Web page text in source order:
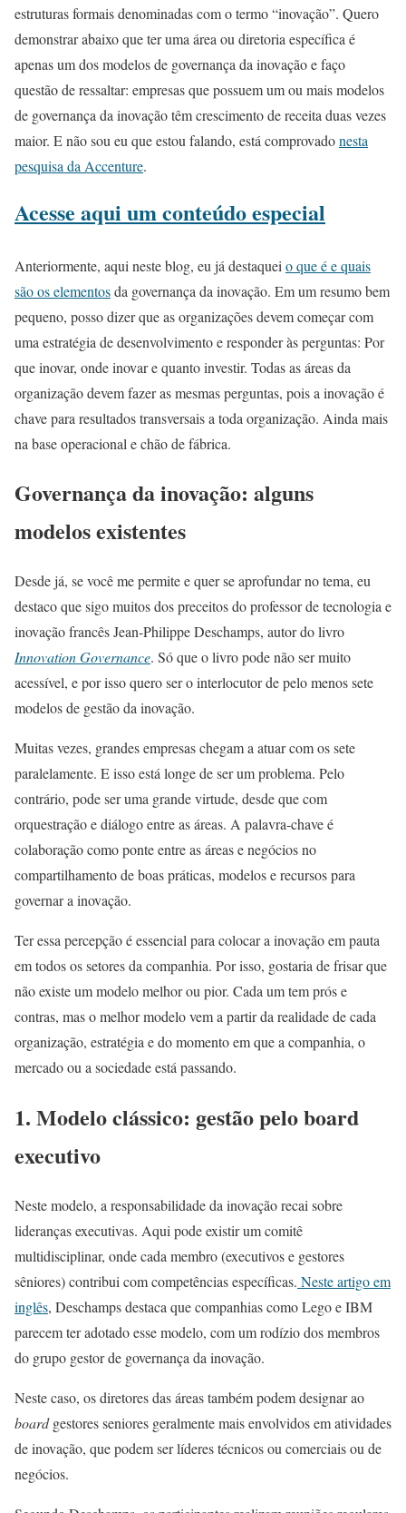
estruturas formais denominadas com o termo “inovação”. Quero
demonstrar abaixo que ter uma área ou diretoria específica é
apenas um dos modelos de governança da inovação e faço
questão de ressaltar: empresas que possuem um ou mais modelos
de governança da inovação têm crescimento de receita duas vezes
maior. E não sou eu que estou falando, está comprovadonesta
pesquisa da Accenture.
Acesse aqui um conteúdo especial
Anteriormente, aqui neste blog, eu já destaquei o que é e quais
são os elementosda governança da inovação. Em um resumo bem
pequeno, posso dizer que as organizações devem começar com
uma estratégia de desenvolvimento e responder às perguntas: Por
que inovar, onde inovar e quanto investir. Todas as áreas da
organização devem fazer as mesmas perguntas, pois a inovação é
chave para resultados transversais a toda organização. Ainda mais
na base operacional e chão de fábrica.
Governança da inovação: alguns
modelos existentes
Desde já, se você me permite e quer se aprofundar no tema, eu
destaco que sigo muitos dos preceitos do professor de tecnologia e
inovação francês Jean-Philippe Deschamps, autor do livro
Innovation Governance. Só que o livro pode não ser muito
acessível, e por isso quero ser o interlocutor de pelo menos sete
modelos de gestão da inovação.
Muitas vezes, grandes empresas chegam a atuar com os sete
paralelamente. E isso está longe de ser um problema. Pelo
contrário, pode ser uma grande virtude, desde que com
orquestração e diálogo entre as áreas. A palavra-chave é
colaboração como ponte entre as áreas e negócios no
compartilhamento de boas práticas, modelos e recursos para
governar a inovação.
Ter essa percepção é essencial para colocar a inovação em pauta
em todos os setores da companhia. Por isso, gostaria de frisar que
não existe um modelo melhor ou pior. Cada um tem prós e
contras, mas o melhor modelo vem a partir da realidade de cada
organização, estratégia e do momento em que a companhia, o
mercado ou a sociedade está passando.
1. Modelo clássico: gestão pelo board
executivo
Neste modelo, a responsabilidade da inovação recai sobre
lideranças executivas. Aqui pode existir um comitê
multidisciplinar, onde cada membro (executivos e gestores
sêniores) contribui com competências específicas. Neste artigo em
inglês, Deschamps destaca que companhias como Lego e IBM
parecem ter adotado esse modelo, com um rodízio dos membros
do grupo gestor de governança da inovação.
Neste caso, os diretores das áreas também podem designar ao
boardgestores seniores geralmente mais envolvidos em atividades
de inovação, que podem ser líderes técnicos ou comerciais ou de
negócios.